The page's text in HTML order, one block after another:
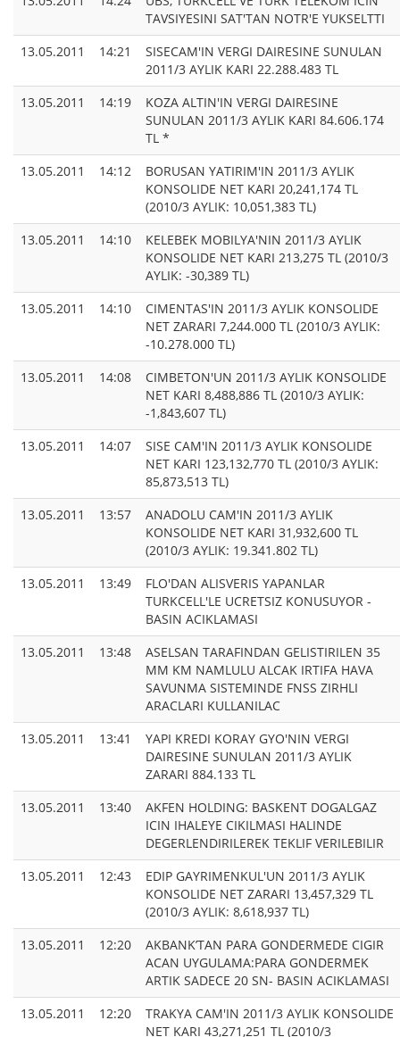
TAVSIYESINI SAT'TAN NOTR'E YUKSELTTI
13.05.2011
14:21
SISECAM'IN VERGI DAIRESINE SUNULAN
2011/3 AYLIK KARI 22.288.483 TL
13.05.2011
14:19
KOZA ALTIN'IN VERGI DAIRESINE
SUNULAN 2011/3 AYLIK KARI 84.606.174
TL *
13.05.2011
14:12
BORUSAN YATIRIM'IN 2011/3 AYLIK
KONSOLIDE NET KARI 20,241,174 TL
(2010/3 AYLIK: 10,051,383 TL)
13.05.2011
14:10
KELEBEK MOBILYA'NIN 2011/3 AYLIK
KONSOLIDE NET KARI 213,275 TL (2010/3
AYLIK: -30,389 TL)
13.05.2011
14:10
CIMENTAS'IN 2011/3 AYLIK KONSOLIDE
NET ZARARI 7,244.000 TL (2010/3 AYLIK:
-10.278.000 TL)
13.05.2011
14:08
CIMBETON'UN 2011/3 AYLIK KONSOLIDE
NET KARI 8,488,886 TL (2010/3 AYLIK:
-1,843,607 TL)
13.05.2011
14:07
SISE CAM'IN 2011/3 AYLIK KONSOLIDE
NET KARI 123,132,770 TL (2010/3 AYLIK:
85,873,513 TL)
13.05.2011
13:57
ANADOLU CAM'IN 2011/3 AYLIK
KONSOLIDE NET KARI 31,932,600 TL
(2010/3 AYLIK: 19.341.802 TL)
13.05.2011
13:49
FLO'DAN ALISVERIS YAPANLAR
TURKCELL'LE UCRETSIZ KONUSUYOR -
BASIN ACIKLAMASI
13.05.2011
13:48
ASELSAN TARAFINDAN GELISTIRILEN 35
MM KM NAMLULU ALCAK IRTIFA HAVA
SAVUNMA SISTEMINDE FNSS ZIRHLI
ARACLARI KULLANILAC
13.05.2011
13:41
YAPI KREDI KORAY GYO'NIN VERGI
DAIRESINE SUNULAN 2011/3 AYLIK
ZARARI 884.133 TL
13.05.2011
13:40
AKFEN HOLDING: BASKENT DOGALGAZ
ICIN IHALEYE CIKILMASI HALINDE
DEGERLENDIRILEREK TEKLIF VERILEBILIR
13.05.2011
12:43
EDIP GAYRIMENKUL'UN 2011/3 AYLIK
KONSOLIDE NET ZARARI 13,457,329 TL
(2010/3 AYLIK: 8,618,937 TL)
13.05.2011
12:20
AKBANK’TAN PARA GONDERMEDE CIGIR
ACAN UYGULAMA:PARA GONDERMEK
ARTIK SADECE 20 SN- BASIN ACIKLAMASI
13.05.2011
12:20
TRAKYA CAM'IN 2011/3 AYLIK KONSOLIDE
NET KARI 43,271,251 TL (2010/3